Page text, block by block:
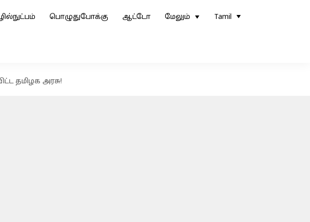
பொழுதுபோக்கு ஆட்டோ மேலும் Tamil
தமிழக அரசு!